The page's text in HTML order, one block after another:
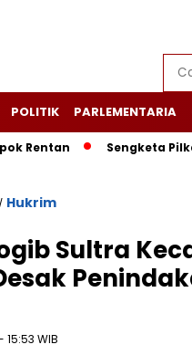
POLITIK PARLEMENTARIA
Sengketa Pilkada
/ Hukrim
Sultra
15:53 WIB